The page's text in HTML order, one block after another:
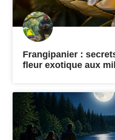
Frangipanier :
fleur exotique aux